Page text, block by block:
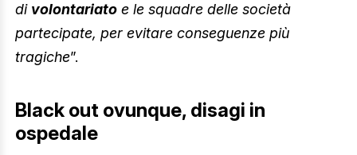
di volontariato e le squadre delle società
partecipate, per evitare conseguenze più
tragiche”.
Black out ovunque, disagi in
ospedale